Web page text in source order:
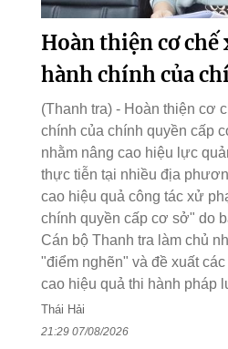
Hoàn thiện cơ
hành chính của
(Thanh tra) - Hoàn thiện cơ
chính của chính quyền cấp
nhằm nâng cao hiệu lực
thực tiễn tại nhiều địa
cao hiệu quả công tác xử
chính quyền cấp cơ sở" do
Cán bộ Thanh tra làm chủ
"điểm nghẽn" và đề xuất
cao hiệu quả thi hành pháp
Thái Hải
21:29 07/08/2026